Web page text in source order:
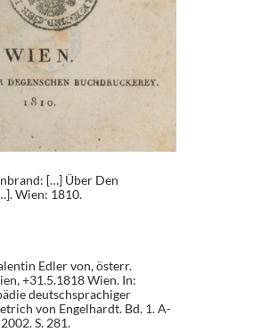
[…] Über Den
Wien: 1810.
Edler von, österr.
+31.5.1818 Wien. In:
deutschsprachiger
von Engelhardt. Bd. 1. A-
S. 281.